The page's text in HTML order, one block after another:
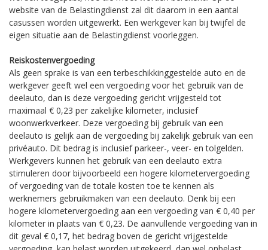
website van de Belastingdienst zal dit daarom in een aantal
casussen worden uitgewerkt. Een werkgever kan bij twijfel de
eigen situatie aan de Belastingdienst voorleggen.
Reiskostenvergoeding
Als geen sprake is van een terbeschikkinggestelde auto en de
werkgever geeft wel een vergoeding voor het gebruik van de
deelauto, dan is deze vergoeding gericht vrijgesteld tot
maximaal € 0,23 per zakelijke kilometer, inclusief
woonwerkverkeer. Deze vergoeding bij gebruik van een
deelauto is gelijk aan de vergoeding bij zakelijk gebruik van een
privéauto. Dit bedrag is inclusief parkeer-, veer- en tolgelden.
Werkgevers kunnen het gebruik van een deelauto extra
stimuleren door bijvoorbeeld een hogere kilometervergoeding
of vergoeding van de totale kosten toe te kennen als
werknemers gebruikmaken van een deelauto. Denk bij een
hogere kilometervergoeding aan een vergoeding van € 0,40 per
kilometer in plaats van € 0,23. De aanvullende vergoeding van in
dit geval € 0,17, het bedrag boven de gericht vrijgestelde